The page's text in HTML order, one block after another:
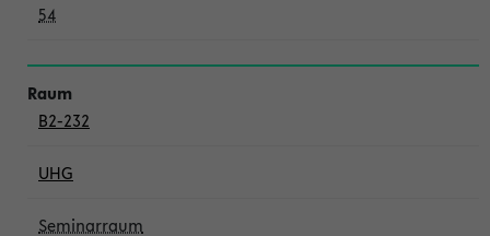
54
B2-232
UHG
Seminarraum